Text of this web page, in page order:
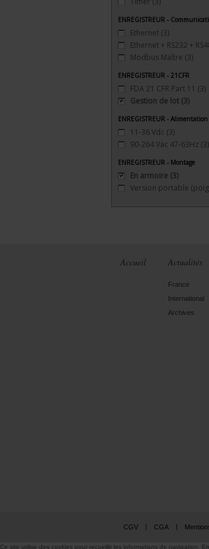
ENREGISTREUR -
Ethernet (3)
Ethernet + RS232 +
Modbus Maître (3)
ENREGISTREUR - 21CFR
FDA 21 CFR Part 11 (3)
Gestion de lot (3)
ENREGISTREUR - Alimentation
11-36 Vdc (3)
90-264 Vac 47-63Hz (3)
ENREGISTREUR - Montage
En armoire (3)
Version portable
Accueil Actualités
France
International
Archives
CGV CGA
Ce site utilise des cookies pour recueillir les informations de navigation.